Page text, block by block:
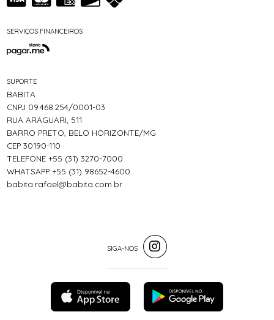
SERVIÇOS FINANCEIROS
SUPORTE
BABITA
CNPJ 09.468.254/0001-03
RUA ARAGUARI, 511
BARRO PRETO, BELO HORIZONTE/MG
CEP 30190-110
TELEFONE +55 (31) 3270-7000
WHATSAPP +55 (31) 98652-4600
babita.rafael@babita.com.br